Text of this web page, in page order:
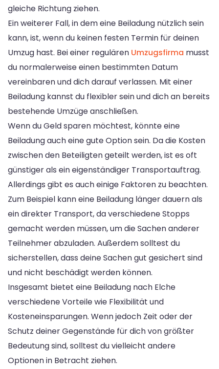
gleiche Richtung ziehen.
Ein weiterer Fall, in dem eine Beiladung nützlich sein
kann, ist, wenn du keinen festen Termin für deinen
Umzug hast. Bei einer regulären Umzugsfirma musst
du normalerweise einen bestimmten Datum
vereinbaren und dich darauf verlassen. Mit einer
Beiladung kannst du flexibler sein und dich an bereits
bestehende Umzüge anschließen.
Wenn du Geld sparen möchtest, könnte eine
Beiladung auch eine gute Option sein. Da die Kosten
zwischen den Beteiligten geteilt werden, ist es oft
günstiger als ein eigenständiger Transportauftrag.
Allerdings gibt es auch einige Faktoren zu beachten.
Zum Beispiel kann eine Beiladung länger dauern als
ein direkter Transport, da verschiedene Stopps
gemacht werden müssen, um die Sachen anderer
Teilnehmer abzuladen. Außerdem solltest du
sicherstellen, dass deine Sachen gut gesichert sind
und nicht beschädigt werden können.
Insgesamt bietet eine Beiladung nach Elche
verschiedene Vorteile wie Flexibilität und
Kosteneinsparungen. Wenn jedoch Zeit oder der
Schutz deiner Gegenstände für dich von größter
Bedeutung sind, solltest du vielleicht andere
Optionen in Betracht ziehen.